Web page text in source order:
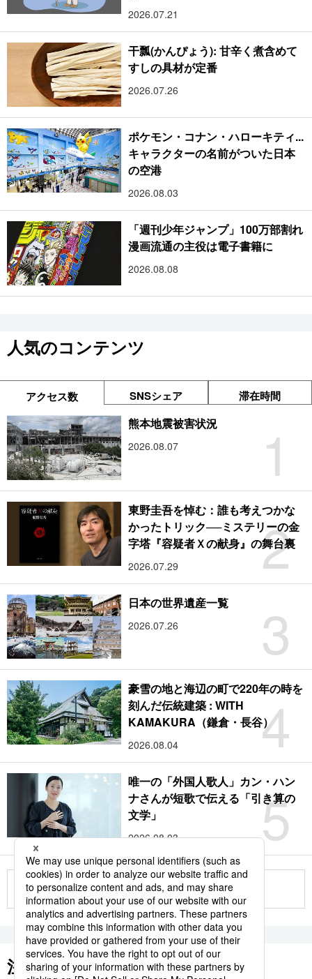
2026.07.21
干瓢(かんぴょう): 甘辛く煮含めて
すしの具材が定番
2026.07.26
ポケモン・コナン・ハローキティ...
キャラクターの名前がついた日本
の空港
2026.08.03
「週刊少年ジャンプ」100万部割れ
漫画流通の主役は電子書籍に
2026.08.08
人気のコンテンツ
アクセス数 SNSシェア 滞在時間
1
熊本地震被害状況
2026.08.07
2
東野圭吾を悼む：誰も考えつかな
かったトリック──ミステリーの金
字塔『容疑者Ｘの献身』の舞台裏
2026.07.29
3
日本の世界遺産一覧
2026.07.26
4
豪雪の地と海辺の町で220年の時を
刻んだ伝統建築 : WITH
KAMAKURA（鎌倉・長谷）
2026.08.04
5
唯一の「外国人歌人」カン・ハン
ナさんが短歌で伝える「引き算の
文学」
2026.08.03
もっと見る
注目のキーワード